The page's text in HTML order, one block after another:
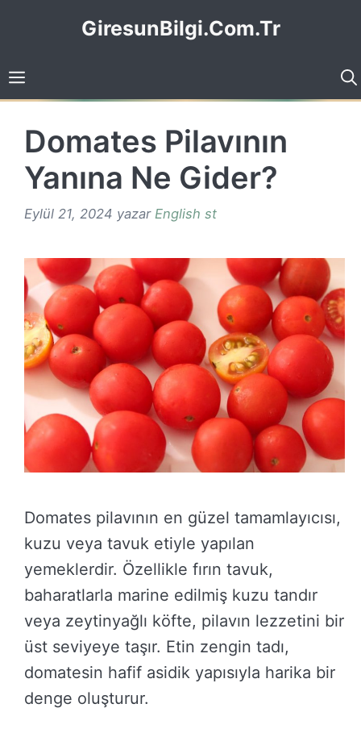
GiresunBilgi.Com.Tr
Domates Pilavının
Yanına Ne Gider?
Eylül 21, 2024 yazar English st
Domates pilavının en güzel tamamlayıcısı,
kuzu veya tavuk etiyle yapılan
yemeklerdir. Özellikle fırın tavuk,
baharatlarla marine edilmiş kuzu tandır
veya zeytinyağlı köfte, pilavın lezzetini bir
üst seviyeye taşır. Etin zengin tadı,
domatesin hafif asidik yapısıyla harika bir
denge oluşturur.